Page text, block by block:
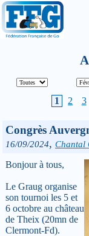
1 2 3
Congrès
16/09/2024, Chantal
Bonjour à tous,
Le Graug organise
son tournoi les 5 et
6 octobre au château
de Theix (20mn de
Clermont-Fd).